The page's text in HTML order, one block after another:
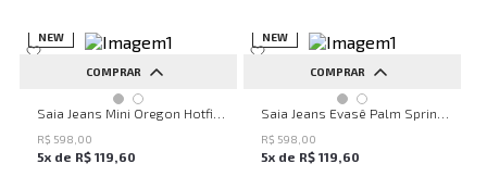
NEW
COMPRAR
32 34 36 38
40
42
...
R$ 598 00
5x de R$ 119,60
NEW
COMPRAR
32 34 36 38
40
42
...
R$ 598 00
5x de R$ 119,60